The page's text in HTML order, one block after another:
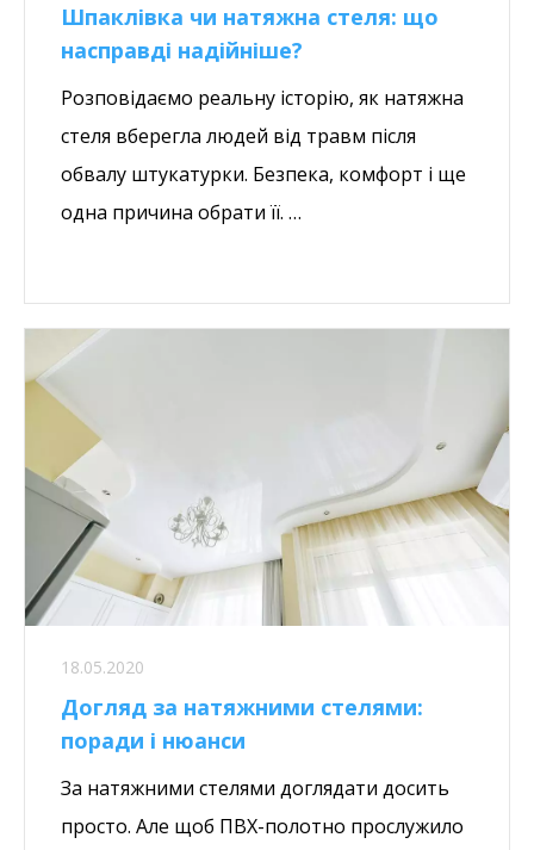
Шпаклівка чи натяжна стеля: що
насправді надійніше?
Розповідаємо реальну історію, як натяжна
стеля вберегла людей від травм після
обвалу штукатурки. Безпека, комфорт і ще
одна причина обрати її. …
18.05.2020
Догляд за натяжними стелями:
поради і нюанси
За натяжними стелями доглядати досить
просто. Але щоб ПВХ-полотно прослужило